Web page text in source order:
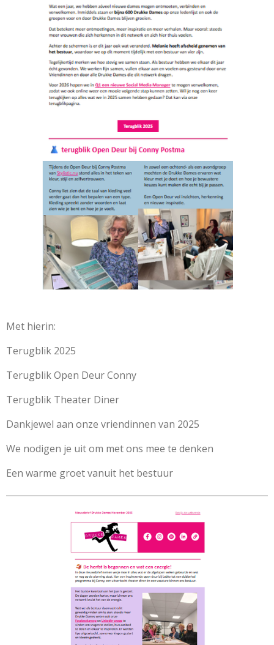
Met hierin:
Terugblik 2025
Terugblik Open Deur Conny
Terugblik Theater Diner
Dankjewel aan onze vriendinnen van 2025
We nodigen je uit om met ons mee te denken
Een warme groet vanuit het bestuur